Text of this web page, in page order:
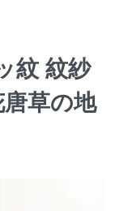
紋 紋紗
草の地